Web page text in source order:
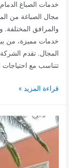
خدمات الصباغ
مجال الصباغة من
والمرافق
خدمات مميزة، من
المجال. تقدم
تتناسب مع احتياجات
صباغ
قراءة المزيد »